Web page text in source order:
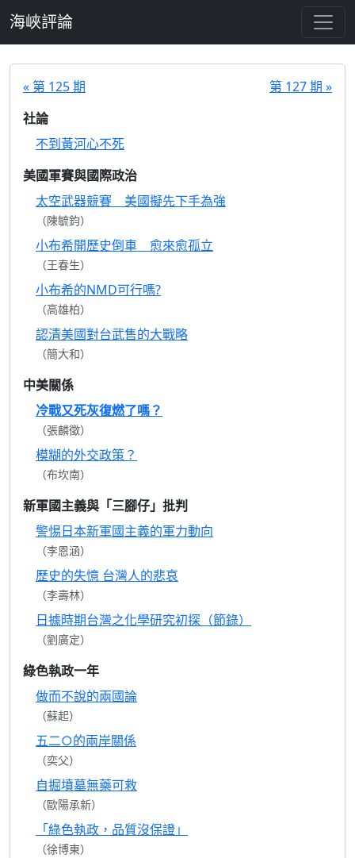
海峽評論
« 第 125 期
第 127 期 »
社論
不到黃河心不死
美國軍賽與國際政治
太空武器競賽 美國擬先下手為強
（陳毓鈞）
小布希開歷史倒車 愈來愈孤立
（王春生）
小布希的NMD可行嗎?
（高雄柏）
認清美國對台武售的大戰略
（簡大和）
中美關係
冷戰又死灰復燃了嗎？
（張麟徵）
模糊的外交政策？
（布坎南）
新軍國主義與「三腳仔」批判
警惕日本新軍國主義的軍力動向
（李恩涵）
歷史的失憶 台灣人的悲哀
（李壽林）
日據時期台灣之化學研究初探（節錄）
（劉廣定）
綠色執政一年
做而不說的兩國論
（蘇起）
五二○的兩岸關係
（奕父）
自掘墳墓無藥可救
（歐陽承新）
「綠色執政，品質沒保證」
（徐博東）